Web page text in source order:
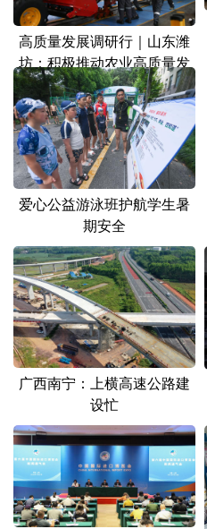
Русский язык
Deutsch Português
高质量发展调研行｜山东潍
坊：积极推动农业高质量发
展
爱心公益游泳班护航学生暑
期安全
广西南宁：上横高速公路建
设忙